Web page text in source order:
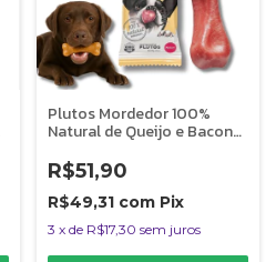
Plutos Mordedor 100%
Natural de Queijo e Bacon
R$51,90
R$49,31 com Pix
3 x de R$17,30 sem juros